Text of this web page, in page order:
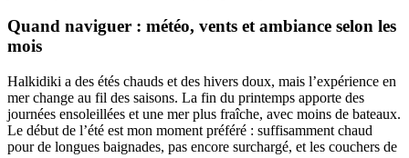
Quand naviguer : météo, vents et ambiance selon les
mois
Halkidiki a des étés chauds et des hivers doux, mais l’expérience en
mer change au fil des saisons. La fin du printemps apporte des
journées ensoleillées et une mer plus fraîche, avec moins de bateaux.
Le début de l’été est mon moment préféré : suffisamment chaud
pour de longues baignades, pas encore surchargé, et les couchers de